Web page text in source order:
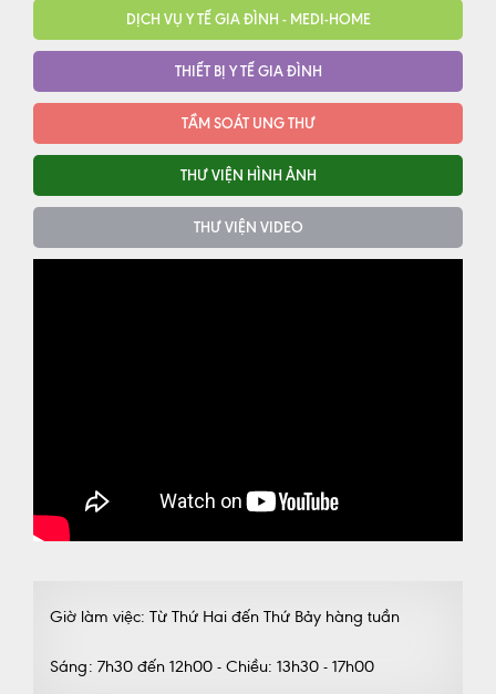
DỊCH VỤ Y TẾ GIA ĐÌNH - MEDI-HOME
THIẾT BỊ Y TẾ GIA ĐÌNH
TẦM SOÁT UNG THƯ
THƯ VIỆN HÌNH ẢNH
THƯ VIỆN VIDEO
Giờ làm việc: Từ Thứ Hai đến Thứ Bảy hàng tuần
Sáng: 7h30 đến 12h00 - Chiều: 13h30 - 17h00